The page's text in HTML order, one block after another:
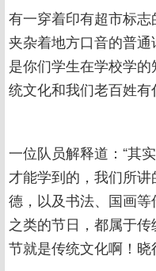
有一穿着印有超市标
夹杂着地方口音的普
是你们学生在学校学
统文化和我们老百姓有
一位队员解释道：“其
才能学到的，我们所
德，以及书法、国画
之类的节日，都属于
节就是传统文化啊！晓